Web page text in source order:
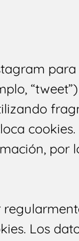
para
cookies.
por
Los